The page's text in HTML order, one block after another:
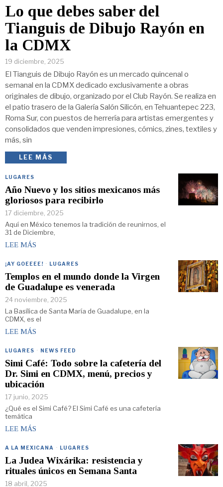
Lo que debes saber del
Tianguis de Dibujo Rayón en
la CDMX
19 diciembre, 2025
El Tianguis de Dibujo Rayón es un mercado quincenal o
semanal en la CDMX dedicado exclusivamente a obras
originales de dibujo, organizado por el Club Rayón. Se realiza en
el patio trasero de la Galería Salón Silicón, en Tehuantepec 223,
Roma Sur, con puestos de herrería para artistas emergentes y
consolidados que venden impresiones, cómics, zines, textiles y
más, sin
LEE MÁS
LUGARES
Año Nuevo y los sitios mexicanos más
gloriosos para recibirlo
17 diciembre, 2025
Aquí en México tenemos la tradición de reunirnos, el
31 de Diciembre,
LEE MÁS
¡AY GOEEEE! · LUGARES
Templos en el mundo donde la Virgen
de Guadalupe es venerada
24 noviembre, 2025
La Basílica de Santa María de Guadalupe, en la
CDMX, es el
LEE MÁS
LUGARES · NEWS FEED
Simi Café: Todo sobre la cafetería del
Dr. Simi en CDMX, menú, precios y
ubicación
17 junio, 2025
¿Qué es el Simi Café? El Simi Café es una cafetería
temática
LEE MÁS
A LA MEXICANA · LUGARES
La Judea Wixárika: resistencia y
rituales únicos en Semana Santa
18 abril, 2025